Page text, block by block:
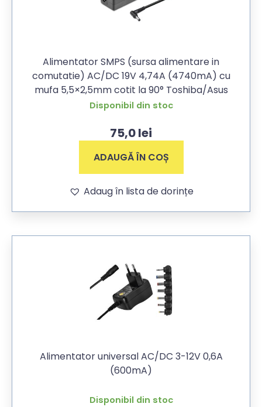
Alimentator SMPS (sursa alimentare in
comutatie) AC/DC 19V 4,74A (4740mA) cu
mufa 5,5×2,5mm cotit la 90° Toshiba/Asus
Disponibil din stoc
75,0lei
ADAUGĂ ÎN COȘ
Adaug în lista de dorințe
Alimentator universal AC/DC 3-12V 0,6A
(600mA)
Disponibil din stoc